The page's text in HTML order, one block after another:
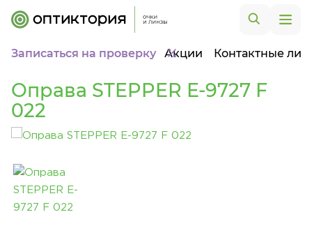
Записаться на проверку Акции Контактные
Оправа STEPPER E-9727 F
022